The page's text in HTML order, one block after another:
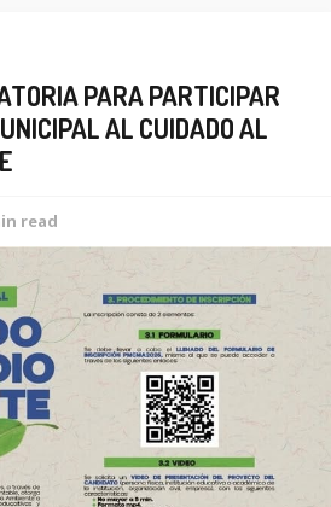
PARA PARTICIPAR
AL CUIDADO AL
read